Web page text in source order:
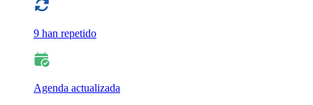
9 han repetido
Agenda actualizada